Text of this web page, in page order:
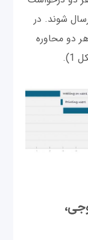
شوند. در
دو محاوره